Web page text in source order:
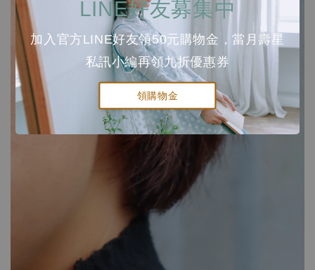
LINE好友募集中
加入官方LINE好友領50元購物金，當月壽星
私訊小編再領九折優惠券
領購物金